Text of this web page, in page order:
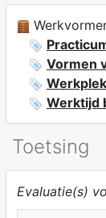
Vormen
Werktijd
Toetsing
Evaluatie(s)